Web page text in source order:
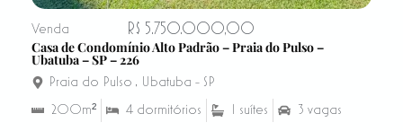
Venda
R$ 5.750.000,00
Casa de Condomínio Alto Padrão – Praia do Pulso –
Ubatuba – SP – 226
Praia do Pulso , Ubatuba - SP
200m²
4 dormitórios 1 suítes 3 vagas